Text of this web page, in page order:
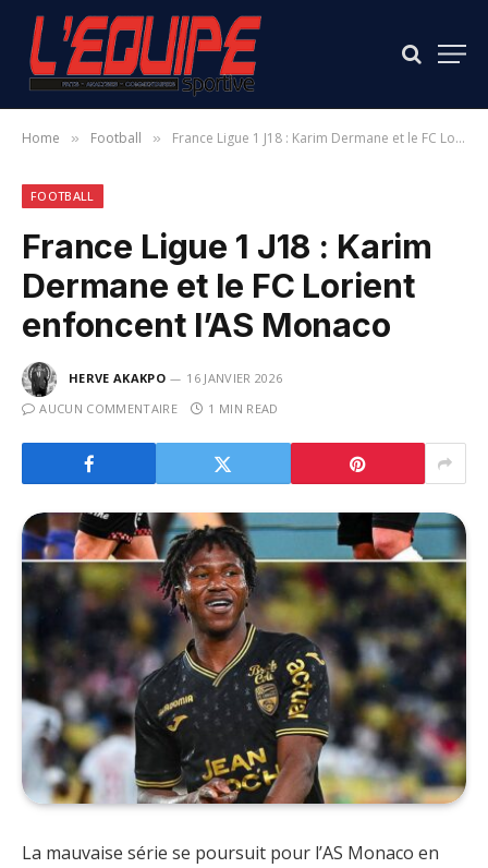
Home » Football » France Ligue 1 J18 : Karim Dermane et le FC Lorient enfoncent l’AS Monaco
FOOTBALL
France Ligue 1 J18 : Karim
Dermane et le FC Lorient
enfoncent l’AS Monaco
HERVE AKAKPO
16 JANVIER 2026
AUCUN COMMENTAIRE
1 MIN READ
La mauvaise série se poursuit pour l’AS Monaco en